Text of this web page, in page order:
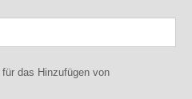
für das Hinzufügen von